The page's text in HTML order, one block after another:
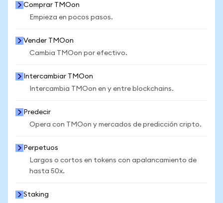
Comprar TMOon
Empieza en pocos pasos.
Vender TMOon
Cambia TMOon por efectivo.
Intercambiar TMOon
Intercambia TMOon en y entre blockchains.
Predecir
Opera con TMOon y mercados de predicción cripto.
Perpetuos
Largos o cortos en tokens con apalancamiento de
hasta 50x.
Staking